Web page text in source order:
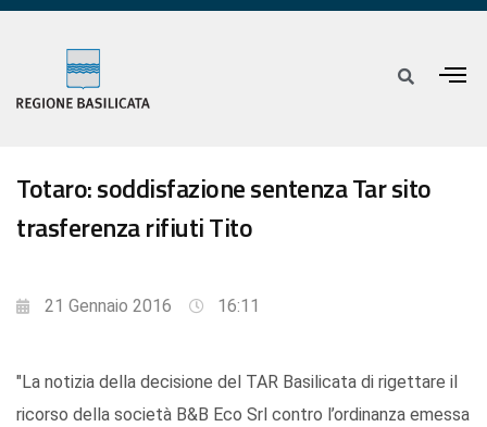
Totaro: soddisfazione sentenza Tar sito
trasferenza rifiuti Tito
21 Gennaio 2016 16:11
"La notizia della decisione del TAR Basilicata di rigettare il
ricorso della società B&B Eco Srl contro l’ordinanza emessa